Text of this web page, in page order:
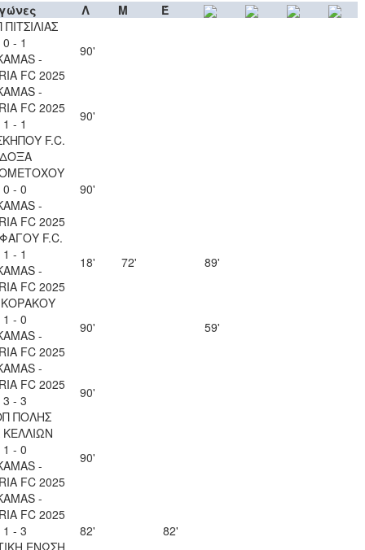
Λ Μ
Έ
0 - 1
-
FC 2025
90'
-
FC 2025
1 - 1
F.C.
90'
0 - 0
-
FC 2025
90'
F.C.
1 - 1
-
FC 2025
18' 72' 89'
1 - 0
-
FC 2025
90' 59'
-
FC 2025
3 - 3
ΠΟΛΗΣ
90'
1 - 0
-
FC 2025
90'
-
FC 2025
1 - 3
ΕΝΩΣΗ
82' 82'